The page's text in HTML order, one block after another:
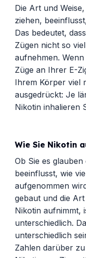
Die Art und
ziehen,
Das bedeutet,
Zügen nicht so
aufnehmen.
Züge an Ihrer E-
Ihrem Körper viel
ausgedrückt: Je
Nikotin inhalieren
Wie Sie Nikotin
Ob Sie es
beeinflusst, wie
aufgenommen
gebaut und die
Nikotin aufnimmt,
unterschiedlich.
unterschiedlich
Zahlen darüber